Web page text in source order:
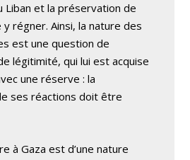
Liban et la préservation de
y régner. Ainsi, la nature des
est une question de
légitimité, qui lui est acquise
une réserve : la
ses réactions doit être
à Gaza est d’une nature